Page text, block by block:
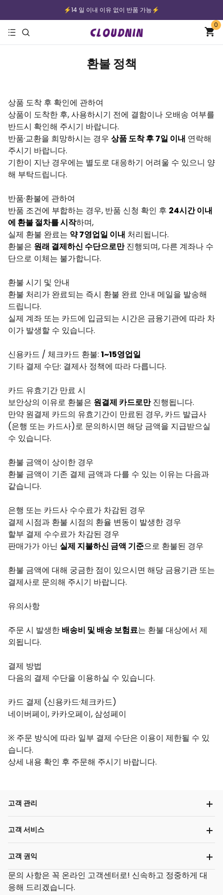
⚡️14 일 이내 이유 없이 반품 가능⚡️
⚡️무료배송｜안전한 지불⚡️
0
환불 정책
상품 도착 후 확인에 관하여
상품이 도착한 후, 사용하시기 전에 결함이나 오배송 여부를
반드시 확인해 주시기 바랍니다.
반품·교환을 희망하시는 경우 상품 도착 후 7일 이내 연락해
주시기 바랍니다.
기한이 지난 경우에는 별도로 대응하기 어려울 수 있으니 양
해 부탁드립니다.
반품·환불에 관하여
반품 조건에 부합하는 경우, 반품 신청 확인 후 24시간 이내
에 환불 절차를 시작하며,
실제 환불 완료는 약 7영업일 이내 처리됩니다.
환불은 원래 결제하신 수단으로만진행되며, 다른 계좌나 수
단으로 이체는 불가합니다.
환불 시기 및 안내
환불 처리가 완료되는 즉시 환불 완료 안내 메일을 발송해
드립니다.
실제 계좌 또는 카드에 입금되는 시간은 금융기관에 따라 차
이가 발생할 수 있습니다.
신용카드 / 체크카드 환불: 1~15영업일
기타 결제 수단: 결제사 정책에 따라 다릅니다.
카드 유효기간 만료 시
보안상의 이유로 환불은 원결제 카드로만진행됩니다.
만약 원결제 카드의 유효기간이 만료된 경우, 카드 발급사
(은행 또는 카드사)로 문의하시면 해당 금액을 지급받으실
수 있습니다.
환불 금액이 상이한 경우
환불 금액이 기존 결제 금액과 다를 수 있는 이유는 다음과
같습니다.
은행 또는 카드사 수수료가 차감된 경우
결제 시점과 환불 시점의 환율 변동이 발생한 경우
할부 결제 수수료가 차감된 경우
판매가가 아닌 실제 지불하신 금액 기준으로 환불된 경우
환불 금액에 대해 궁금한 점이 있으시면 해당 금융기관 또는
결제사로 문의해 주시기 바랍니다.
유의사항
주문 시 발생한 배송비 및 배송 보험료는 환불 대상에서 제
외됩니다.
결제 방법
다음의 결제 수단을 이용하실 수 있습니다.
카드 결제 (신용카드·체크카드)
네이버페이, 카카오페이, 삼성페이
※ 주문 방식에 따라 일부 결제 수단은 이용이 제한될 수 있
습니다.
상세 내용 확인 후 주문해 주시기 바랍니다.
고객 관리
고객 서비스
고객 권익
문의 사항은 꼭 온라인 고객센터로! 신속하고 정중하게 대
응해 드리겠습니다.